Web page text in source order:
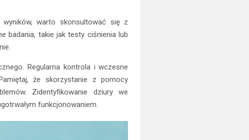
warto skonsultować się z
badania, takie jak testy ciśnienia lub
Regularna kontrola i wczesne
że skorzystanie z pomocy
Zidentyfikowanie dziury we
funkcjonowaniem.